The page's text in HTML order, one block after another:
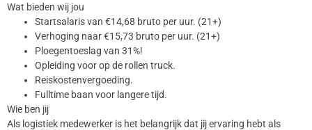
Wat bieden wij jou
Startsalaris van €14,68 bruto per uur. (21+)
Verhoging naar €15,73 bruto per uur. (21+)
Ploegentoeslag van 31%!
Opleiding voor op de rollen truck.
Reiskostenvergoeding.
Fulltime baan voor langere tijd.
Wie ben jij
Als logistiek medewerker is het belangrijk dat jij ervaring hebt als